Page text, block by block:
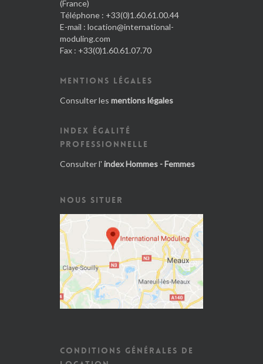
(France)
Téléphone : +33(0)1.60.61.00.44
E-mail : location@international-
moduling.com
Fax : +33(0)1.60.61.07.70
MENTIONS LÉGALES
Consulter les mentions légales
INDEX ÉGALITÉ
PROFESSIONNELLE
Consulter l' index Hommes - Femmes
NOUS SITUER
CONDITIONS GÉNÉRALES DE